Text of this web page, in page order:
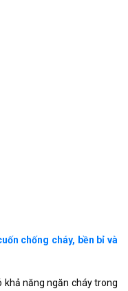
chống cháy, bền bỉ và
khả năng ngăn cháy trong